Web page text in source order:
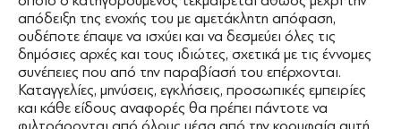
απόδειξη της ενοχής του με αμετάκλητη απόφαση,
ουδέποτε έπαψε να ισχύει και να δεσμεύει όλες τις
δημόσιες αρχές και τους ιδιώτες, σχετικά με τις έννομες
συνέπειες που από την παραβίασή του επέρχονται.
Καταγγελίες, μηνύσεις, εγκλήσεις, προσωπικές εμπειρίες
και κάθε είδους αναφορές θα πρέπει πάντοτε να